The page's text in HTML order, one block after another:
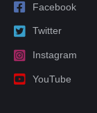
Facebook
Twitter
Instagram
YouTube